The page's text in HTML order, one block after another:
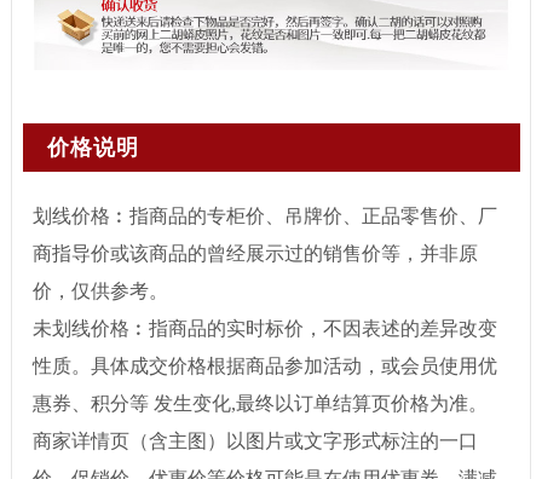
价格说明
划线价格︰指商品的专柜价、吊牌价、正品零售价、厂
商指导价或该商品的曾经展示过的销售价等，并非原
价，仅供参考。
未划线价格︰指商品的实时标价，不因表述的差异改变
性质。具体成交价格根据商品参加活动，或会员使用优
惠券、积分等 发生变化,最终以订单结算页价格为准。
商家详情页（含主图）以图片或文字形式标注的一口